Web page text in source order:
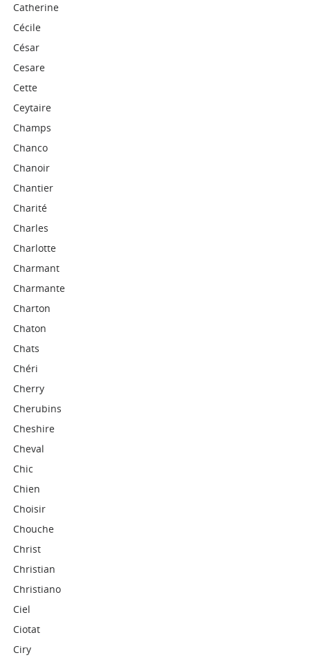
Catherine
Cécile
César
Cesare
Cette
Ceytaire
Champs
Chanco
Chanoir
Chantier
Charité
Charles
Charlotte
Charmant
Charmante
Charton
Chaton
Chats
Chéri
Cherry
Cherubins
Cheshire
Cheval
Chic
Chien
Choisir
Chouche
Christ
Christian
Christiano
Ciel
Ciotat
Ciry